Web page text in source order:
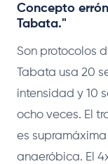
Concepto
Tabata."
Son protocolos
Tabata usa 20
intensidad y 10
ocho veces. El
es
anaeróbica. El